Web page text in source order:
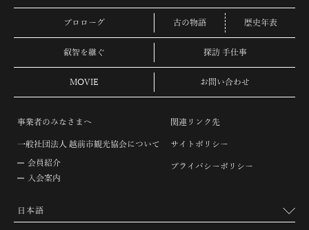
プロローグ 古の物語 歴史年表
叡智を継ぐ 探訪 手仕事
MOVIE お問い合わせ
事業者のみなさまへ
一般社団法人 越前市観光協会について
会員紹介
入会案内
関連リンク先
サイトポリシー
プライバシーポリシー